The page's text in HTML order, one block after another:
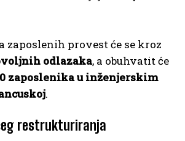
zaposlenih provest će se kroz
odlazaka, a obuhvatit će
zaposlenika u inženjerskim
.
restrukturiranja